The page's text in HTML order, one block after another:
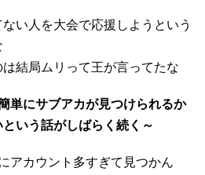
い人を大会で応援しようという
結局ムリって王が言ってたな
単にサブアカが見つけられるか
いう話がしばらく続く～
アカウント多すぎて見つかん